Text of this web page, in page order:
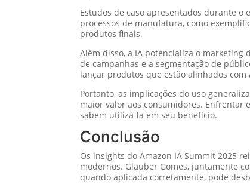
Estudos de caso apresentados durante o
processos de manufatura, como
produtos finais.
Além disso, a IA potencializa o
de campanhas e a segmentação de
lançar produtos que estão alinhados
Portanto, as implicações do uso
maior valor aos consumidores. Enfrentar
sabem utilizá-la em seu benefício.
Conclusão
Os insights do Amazon IA Summit 2025
modernos. Glauber Gomes, juntamente
quando aplicada corretamente, pode